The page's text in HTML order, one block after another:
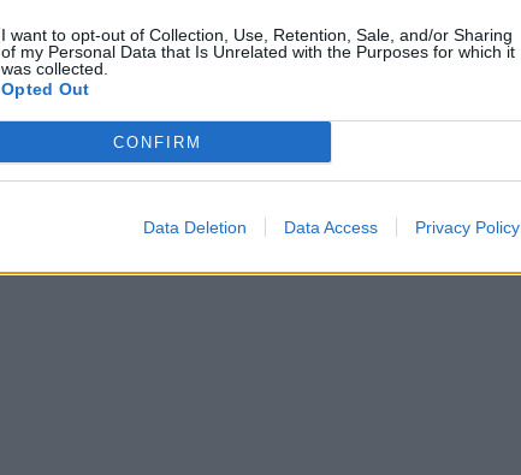
I want to opt-out of Collection, Use, Retention, Sale, and/or Sharing
of my Personal Data that Is Unrelated with the Purposes for which it
was collected.
Opted Out
CONFIRM
Data Deletion Data Access Privacy Policy